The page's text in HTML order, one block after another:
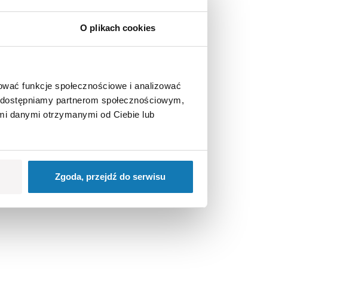
O plikach cookies
funkcje społecznościowe i analizować
partnerom społecznościowym,
danymi otrzymanymi od Ciebie lub
Zgoda, przejdź do serwisu